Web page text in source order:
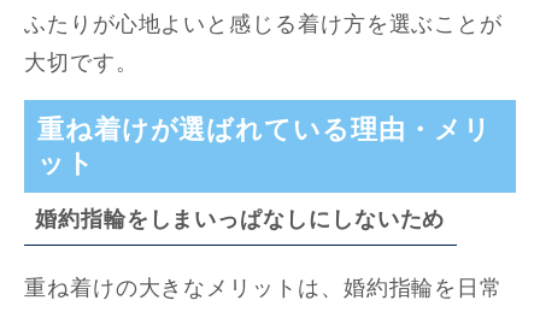
ふたりが心地よいと感じる着け方を選ぶことが
大切です。
重ね着けが選ばれている理由・メリ
ット
婚約指輪をしまいっぱなしにしないため
重ね着けの大きなメリットは、婚約指輪を日常